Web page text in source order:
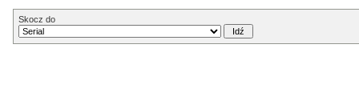
Skocz do